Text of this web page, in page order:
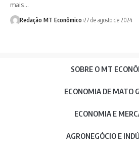
mais…
Redação MT Econômico 27 de agosto de 2024
SOBRE O MT
ECONOMIA DE MATO
ECONOMIA E
AGRONEGÓCIO E